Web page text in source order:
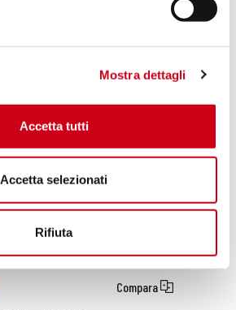
Mostra dettagli
Accetta tutti
Accetta selezionati
Rifiuta
Codice:A27D-GP22-R
Silenziatore GP-22 titanio
Compara